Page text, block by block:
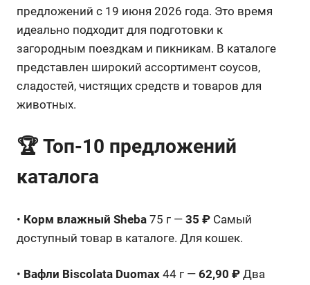
предложений с 19 июня 2026 года. Это время
идеально подходит для подготовки к
загородным поездкам и пикникам. В каталоге
представлен широкий ассортимент соусов,
сладостей, чистящих средств и товаров для
животных.
🏆 Топ-10 предложений
каталога
• Корм влажный Sheba 75 г — 35 ₽ Самый
доступный товар в каталоге. Для кошек.
• Вафли Biscolata Duomax 44 г — 62,90 ₽ Два